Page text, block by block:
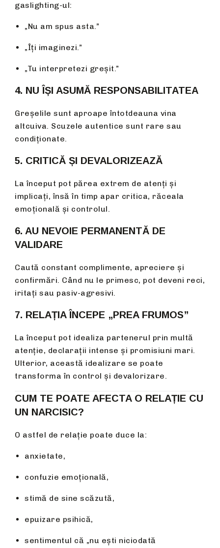
gaslighting-ul:
„Nu am spus asta.”
„Îți imaginezi.”
„Tu interpretezi greșit.”
4. NU ÎȘI ASUMĂ RESPONSABILITATEA
Greșelile sunt aproape întotdeauna vina
altcuiva. Scuzele autentice sunt rare sau
condiționate.
5. CRITICĂ ȘI DEVALORIZEAZĂ
La început pot părea extrem de atenți și
implicați, însă în timp apar critica, răceala
emoțională și controlul.
6. AU NEVOIE PERMANENTĂ DE
VALIDARE
Caută constant complimente, apreciere și
confirmări. Când nu le primesc, pot deveni reci,
iritați sau pasiv-agresivi.
7. RELAȚIA ÎNCEPE „PREA FRUMOS”
La început pot idealiza partenerul prin multă
atenție, declarații intense și promisiuni mari.
Ulterior, această idealizare se poate
transforma în control și devalorizare.
CUM TE POATE AFECTA O RELAȚIE CU
UN NARCISIC?
O astfel de relație poate duce la:
anxietate,
confuzie emoțională,
stimă de sine scăzută,
epuizare psihică,
sentimentul că „nu ești niciodată